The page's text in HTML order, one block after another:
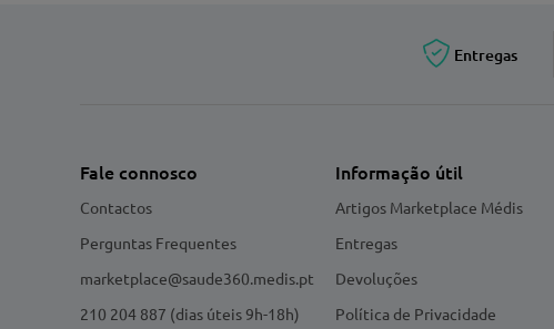
Entregas
Fale connosco
Contactos
Perguntas Frequentes
marketplace@saude360.medis.pt
210 204 887 (dias úteis 9h-18h)
Informação útil
Artigos Marketplace Médis
Entregas
Devoluções
Política de Privacidade